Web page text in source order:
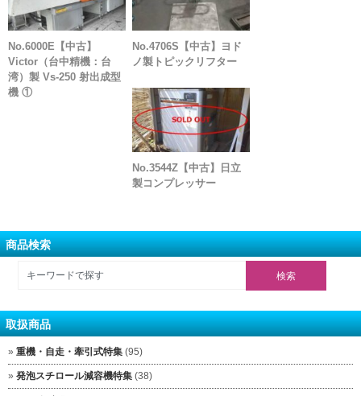
No.6000E【中古】
Victor（台中精機：台
湾）製 Vs-250 射出成型
機 ①
No.4706S【中古】ヨド
ノ製トピックリフター
No.3544Z【中古】日立
製コンプレッサー
商品検索
取扱商品
重機・自走・牽引式特集 (95)
発泡スチロール減容機特集 (38)